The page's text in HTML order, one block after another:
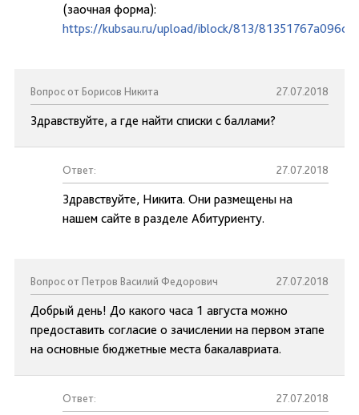
(заочная форма):
https://kubsau.ru/upload/iblock/813/
Вопрос от Борисов Никита 27.07.2018
Здравствуйте, а где найти списки с баллами?
Ответ: 27.07.2018
Здравствуйте, Никита. Они размещены на
нашем сайте в разделе Абитуриенту.
Вопрос от Петров Василий Федорович 27.07.2018
Добрый день! До какого часа 1 августа можно
предоставить согласие о зачислении на первом этапе
на основные бюджетные места бакалавриата.
Ответ: 27.07.2018